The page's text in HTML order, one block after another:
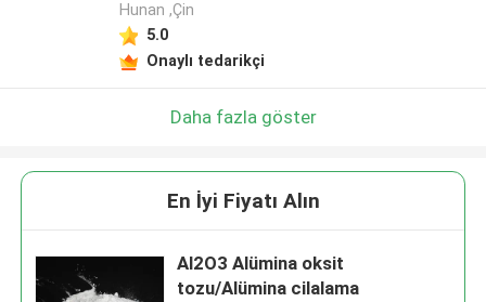
Hunan ,Çin
5.0
Onaylı tedarikçi
Daha fazla göster
En İyi Fiyatı Alın
Al2O3 Alümina oksit
tozu/Alümina cilalama